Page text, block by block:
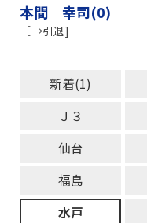
本間 幸司(0)
［ →引退 ]
新着(1)
Ｊ３
仙台
福島
水戸